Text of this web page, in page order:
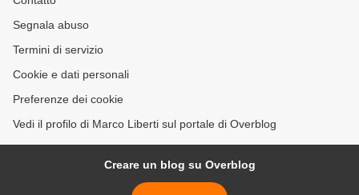
Segnala abuso
Termini di servizio
Cookie e dati personali
Preferenze dei cookie
Vedi il profilo di Marco Liberti sul portale di Overblog
Creare un blog su Overblog